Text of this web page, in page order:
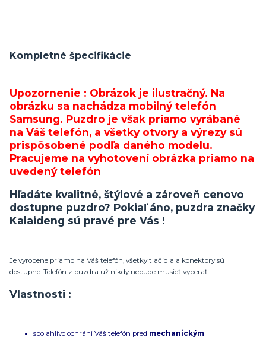
Kompletné špecifikácie
Upozornenie : Obrázok je ilustračný. Na
obrázku sa nachádza mobilný telefón
Samsung. Puzdro je však priamo vyrábané
na Váš telefón, a všetky otvory a výrezy sú
prispôsobené podľa daného modelu.
Pracujeme na vyhotovení obrázka priamo na
uvedený telefón
Hľadáte kvalitné, štýlové a zároveň cenovo
dostupne puzdro? Pokiaľ áno, puzdra značky
Kalaideng sú pravé pre Vás !
Je vyrobene priamo na Váš telefón, všetky tlačidla a konektory sú
dostupne. Telefón z puzdra už nikdy nebude musieť vyberať.
Vlastnosti :
spoľahlivo ochráni Váš telefón pred mechanickým